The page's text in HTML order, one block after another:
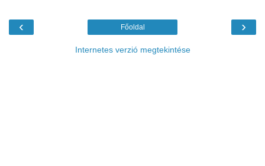
‹ ›
Főoldal
Internetes verzió megtekintése